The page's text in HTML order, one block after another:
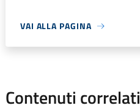
VAI ALLA PAGINA
Contenuti correlati